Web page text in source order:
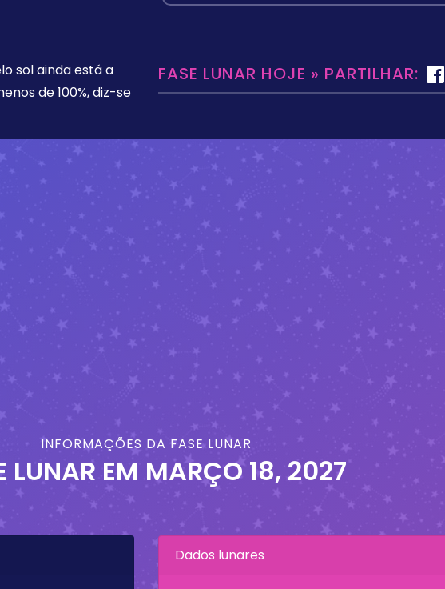
sol ainda está a
de 100%, diz-se
FASE LUNAR HOJE » PARTILHAR:
INFORMAÇÕES DA FASE LUNAR
LUNAR EM MARÇO 18, 2027
Dados lunares